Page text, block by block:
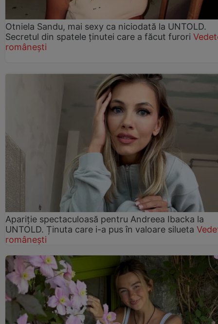
Otniela Sandu, mai sexy ca niciodată la UNTOLD.
Secretul din spatele ținutei care a făcut furori
românești
Apariție spectaculoasă pentru Andreea Ibacka la
UNTOLD. Ținuta care i-a pus în valoare silueta
românești